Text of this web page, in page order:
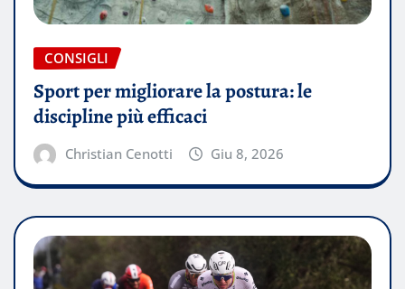
CONSIGLI
Sport per migliorare la postura: le
discipline più efficaci
Christian Cenotti Giu 8, 2026